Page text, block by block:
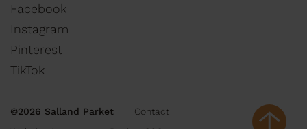
Facebook
Instagram
Pinterest
TikTok
©2026 Salland Parket
Contact